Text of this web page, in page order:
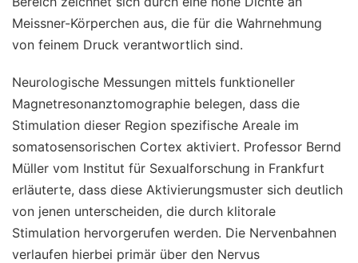
Meissner-Körperchen aus, die für die Wahrnehmung
von feinem Druck verantwortlich sind.
Neurologische Messungen mittels funktioneller
Magnetresonanztomographie belegen, dass die
Stimulation dieser Region spezifische Areale im
somatosensorischen Cortex aktiviert. Professor Bernd
Müller vom Institut für Sexualforschung in Frankfurt
erläuterte, dass diese Aktivierungsmuster sich deutlich
von jenen unterscheiden, die durch klitorale
Stimulation hervorgerufen werden. Die Nervenbahnen
verlaufen hierbei primär über den Nervus